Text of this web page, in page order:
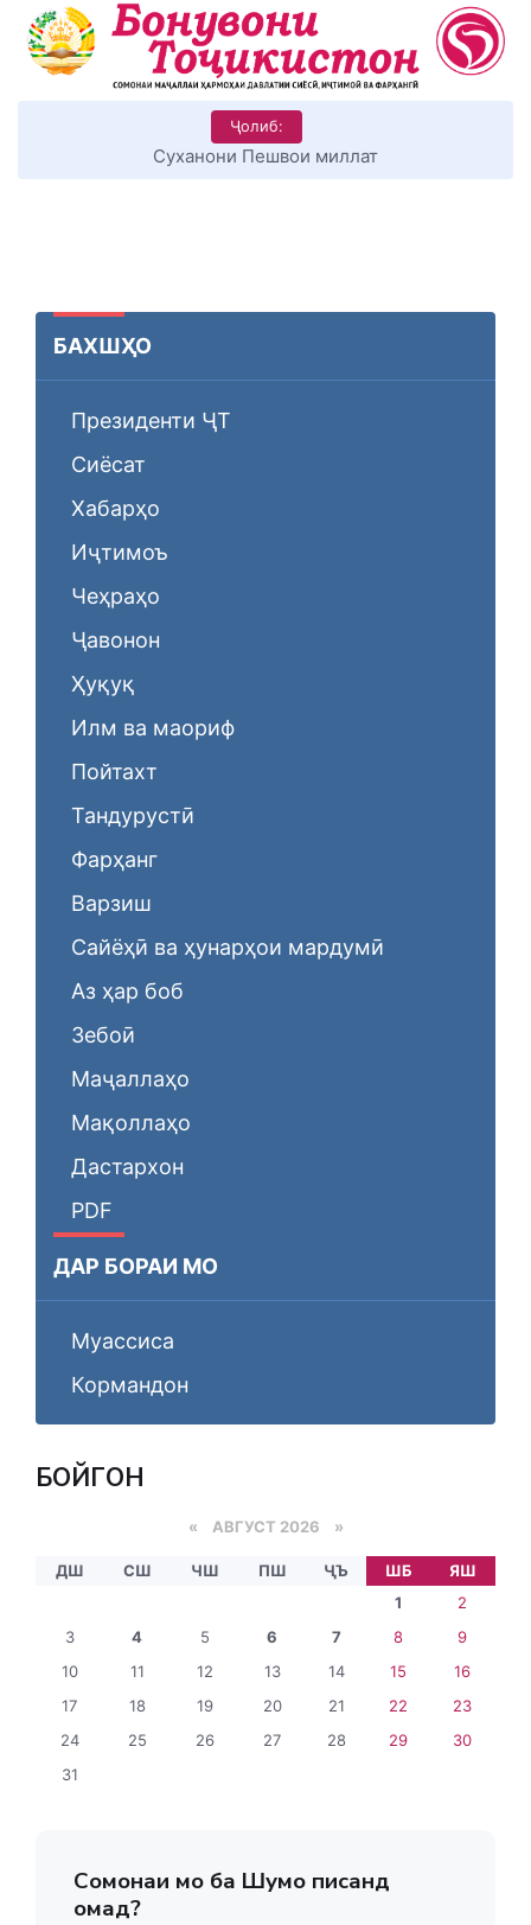
Ҷолиб:
Суханони Пешвои миллат
БАХШҲО
Президенти ҶТ
Сиёсат
Хабарҳо
Иҷтимоъ
Чеҳраҳо
Ҷавонон
Ҳуқуқ
Илм ва маориф
Пойтахт
Тандурустӣ
Фарҳанг
Варзиш
Сайёҳӣ ва ҳунарҳои мардумӣ
Аз ҳар боб
Зебоӣ
Маҷаллаҳо
Мақоллаҳо
Дастархон
PDF
ДАР БОРАИ МО
Муассиса
Кормандон
БОЙГОНӢ
« АВГУСТ 2026 »
ДШ СШ ЧШ ПШ ҶЪ ШБ
ЯШ
1
2
3
4 5 6 7 8
9
10
11 12 13 14 15
16
17
18 19 20 21 22
23
24
25 26 27 28 29
30
31
Сомонаи мо ба Шумо писанд
омад?